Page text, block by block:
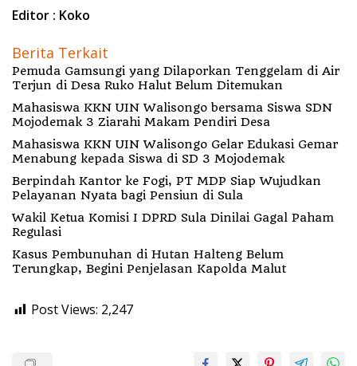
Editor : Koko
Berita Terkait
Pemuda Gamsungi yang Dilaporkan Tenggelam di Air
Terjun di Desa Ruko Halut Belum Ditemukan
Mahasiswa KKN UIN Walisongo bersama Siswa SDN
Mojodemak 3 Ziarahi Makam Pendiri Desa
Mahasiswa KKN UIN Walisongo Gelar Edukasi Gemar
Menabung kepada Siswa di SD 3 Mojodemak
Berpindah Kantor ke Fogi, PT MDP Siap Wujudkan
Pelayanan Nyata bagi Pensiun di Sula
Wakil Ketua Komisi I DPRD Sula Dinilai Gagal Paham
Regulasi
Kasus Pembunuhan di Hutan Halteng Belum
Terungkap, Begini Penjelasan Kapolda Malut
Post Views: 2,247